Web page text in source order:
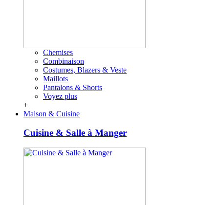
Chemises
Combinaison
Costumes, Blazers & Veste
Maillots
Pantalons & Shorts
Voyez plus
+
Maison & Cuisine
Cuisine & Salle à Manger